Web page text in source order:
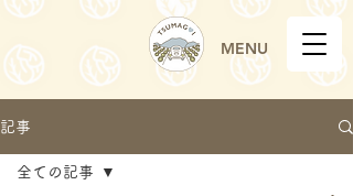
MENU
記事
全ての記事